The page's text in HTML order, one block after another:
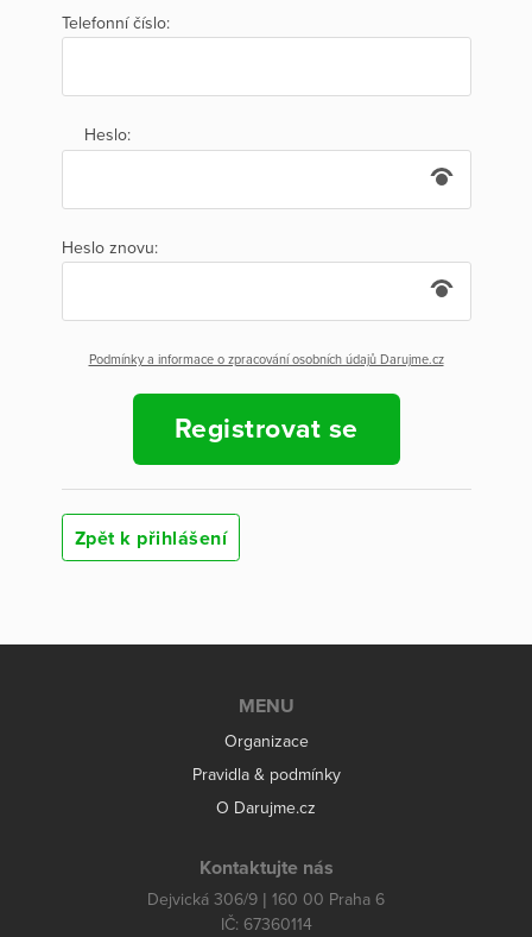
Telefonní číslo:
Heslo:
Heslo znovu:
Podmínky a informace o zpracování osobních údajů Darujme.cz
Registrovat se
Zpět k přihlášení
MENU
Organizace
Pravidla & podmínky
O Darujme.cz
Kontaktujte nás
Dejvická 306/9 | 160 00 Praha 6
IČ: 67360114